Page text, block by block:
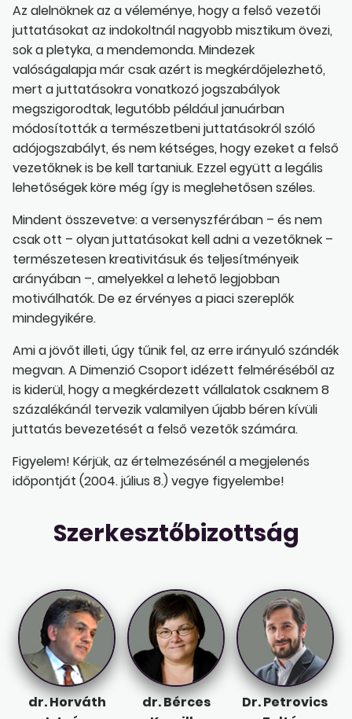
Az alelnöknek az a véleménye, hogy a felső vezetői
juttatásokat az indokoltnál nagyobb misztikum övezi,
sok a pletyka, a mendemonda. Mindezek
valóságalapja már csak azért is megkérdőjelezhető,
mert a juttatásokra vonatkozó jogszabályok
megszigorodtak, legutóbb például januárban
módosították a természetbeni juttatásokról szóló
adójogszabályt, és nem kétséges, hogy ezeket a felső
vezetőknek is be kell tartaniuk. Ezzel együtt a legális
lehetőségek köre még így is meglehetősen széles.
Mindent összevetve: a versenyszférában – és nem
csak ott – olyan juttatásokat kell adni a vezetőknek –
természetesen kreativitásuk és teljesítményeik
arányában –, amelyekkel a lehető legjobban
motiválhatók. De ez érvényes a piaci szereplők
mindegyikére.
Ami a jövőt illeti, úgy tűnik fel, az erre irányuló szándék
megvan. A Dimenzió Csoport idézett felméréséből az
is kiderül, hogy a megkérdezett vállalatok csaknem 8
százalékánál tervezik valamilyen újabb béren kívüli
juttatás bevezetését a felső vezetők számára.
Figyelem! Kérjük, az értelmezésénél a megjelenés
időpontját (2004. július 8.) vegye figyelembe!
Szerkesztőbizottság
dr. Horváth
dr. Bérces
Dr. Petrovics